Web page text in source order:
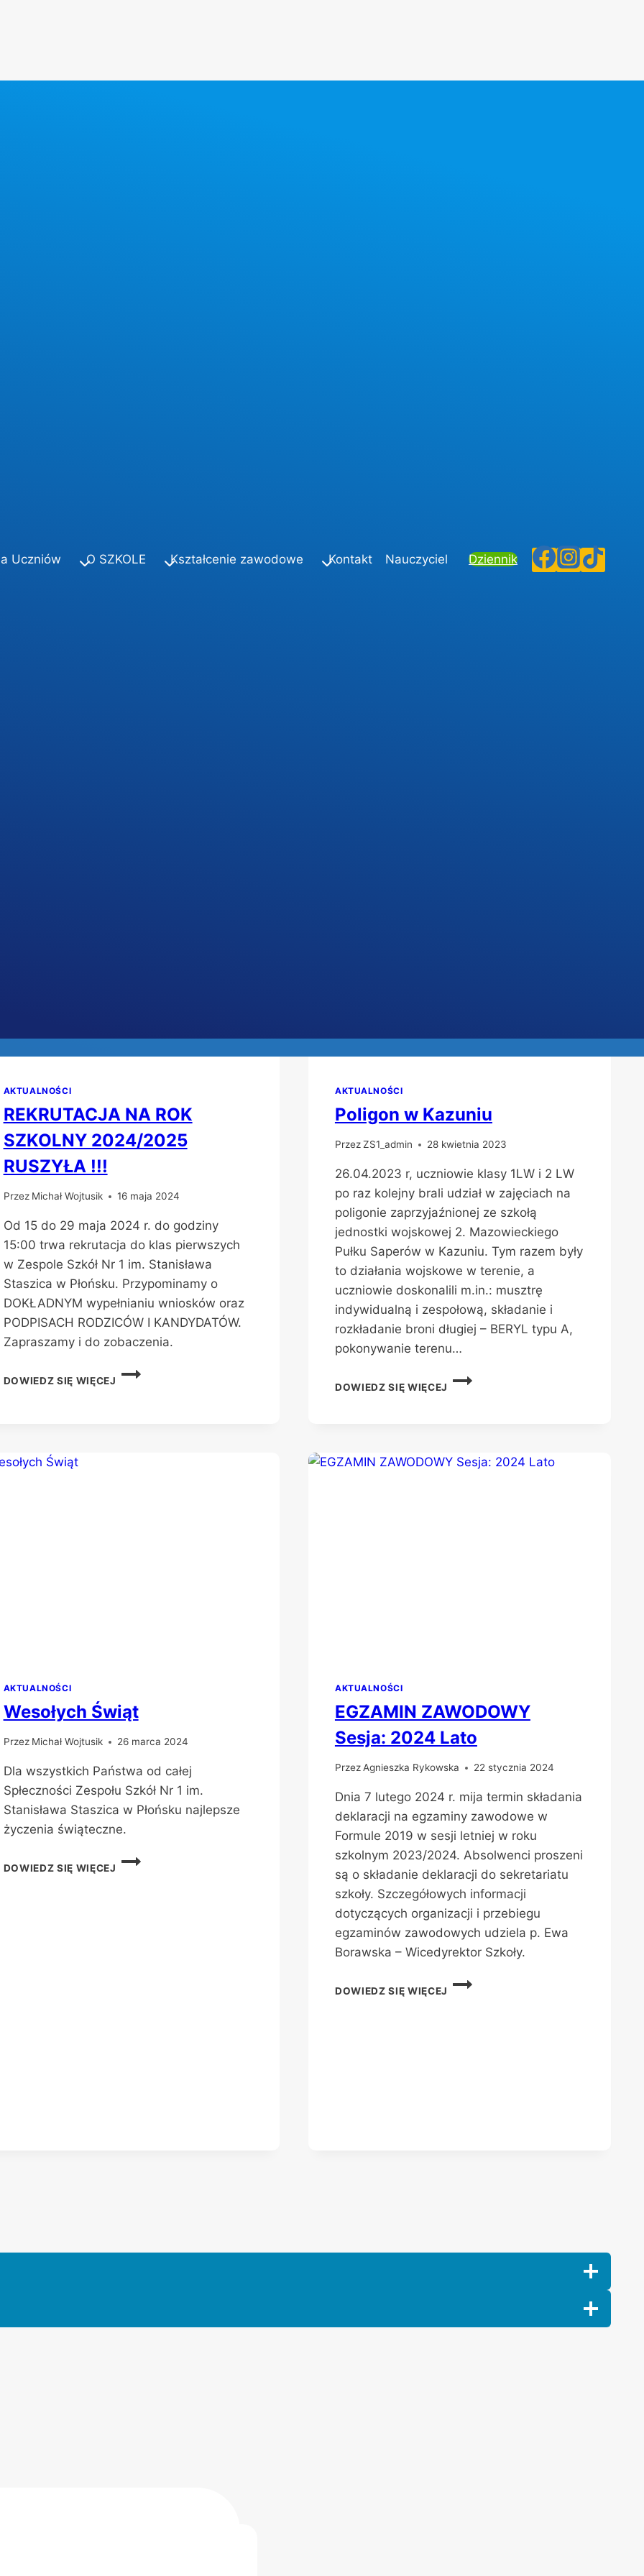
Uczniów O SZKOLE Kształcenie zawodowe Kontakt Nauczyciel Dziennik
AKTUALNOŚCI
REKRUTACJA NA ROK
SZKOLNY 2024/2025
RUSZYŁA !!!
Przez Michał Wojtusik 16 maja 2024
Od 15 do 29 maja 2024 r. do godziny
15:00 trwa rekrutacja do klas pierwszych
w Zespole Szkół Nr 1 im. Stanisława
Staszica w Płońsku. Przypominamy o
DOKŁADNYM wypełnianiu wniosków oraz
PODPISACH RODZICÓW I KANDYDATÓW.
Zapraszamy i do zobaczenia.
DOWIEDZ SIĘ WIĘCEJ
REKRUTACJA
AKTUALNOŚCI
Poligon w Kazuniu
PrzezZS1_admin 28 kwietnia 2023
26.04.2023 r, uczniowie klasy 1LW i 2 LW
po raz kolejny brali udział w zajęciach na
poligonie zaprzyjaźnionej ze szkołą
jednostki wojskowej 2. Mazowieckiego
Pułku Saperów w Kazuniu. Tym razem były
to działania wojskowe w terenie, a
uczniowie doskonalili m.in.: musztrę
indywidualną i zespołową, składanie i
rozkładanie broni długiej – BERYL typu A,
pokonywanie terenu…
DOWIEDZ SIĘ WIĘCEJ
POLIGON
AKTUALNOŚCI
Wesołych Świąt
Przez Michał Wojtusik 26 marca 2024
Dla wszystkich Państwa od całej
Spłeczności Zespołu Szkół Nr 1 im.
Stanisława Staszica w Płońsku najlepsze
życzenia świąteczne.
DOWIEDZ SIĘ WIĘCEJ
WESOŁYCH
AKTUALNOŚCI
EGZAMIN ZAWODOWY
Sesja: 2024 Lato
PrzezAgnieszka Rykowska 22 stycznia 2024
Dnia 7 lutego 2024 r. mija termin składania
deklaracji na egzaminy zawodowe w
Formule 2019 w sesji letniej w roku
szkolnym 2023/2024. Absolwenci proszeni
są o składanie deklaracji do sekretariatu
szkoły. Szczegółowych informacji
dotyczących organizacji i przebiegu
egzaminów zawodowych udziela p. Ewa
Borawska – Wicedyrektor Szkoły.
DOWIEDZ SIĘ WIĘCEJ
EGZAMIN